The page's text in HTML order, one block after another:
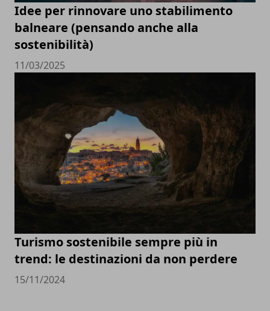
Idee per rinnovare uno stabilimento
balneare (pensando anche alla
sostenibilità)
11/03/2025
Turismo sostenibile sempre più in
trend: le destinazioni da non perdere
15/11/2024